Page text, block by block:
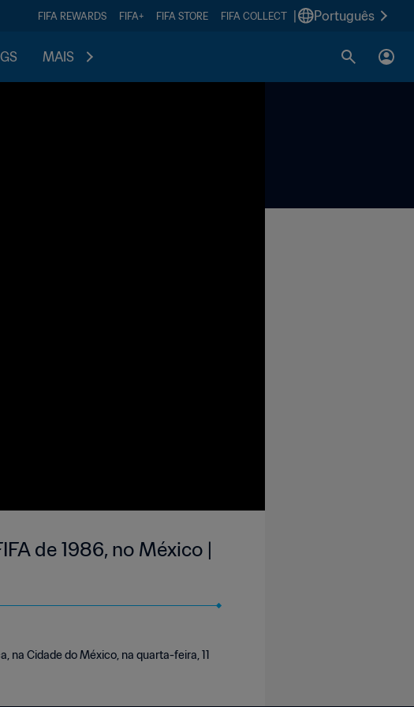
FIFA REWARDS FIFA+ FIFA STORE FIFA COLLECT Português
MAIS
de 1986, no México |
Cidade do México, na quarta-feira, 11